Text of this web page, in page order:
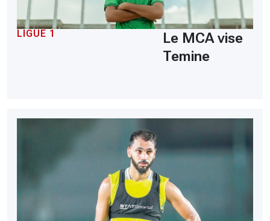
LIGUE 1
Le MCA vise
Temine